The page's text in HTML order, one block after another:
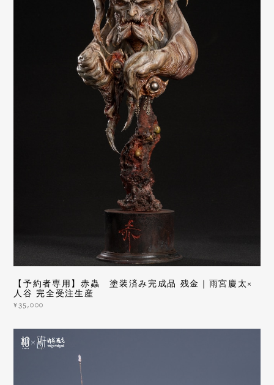
【予約者専用】赤蟲 塗装済み完成品 残金｜雨宮慶太×
人谷 完全受注生産
¥35,000